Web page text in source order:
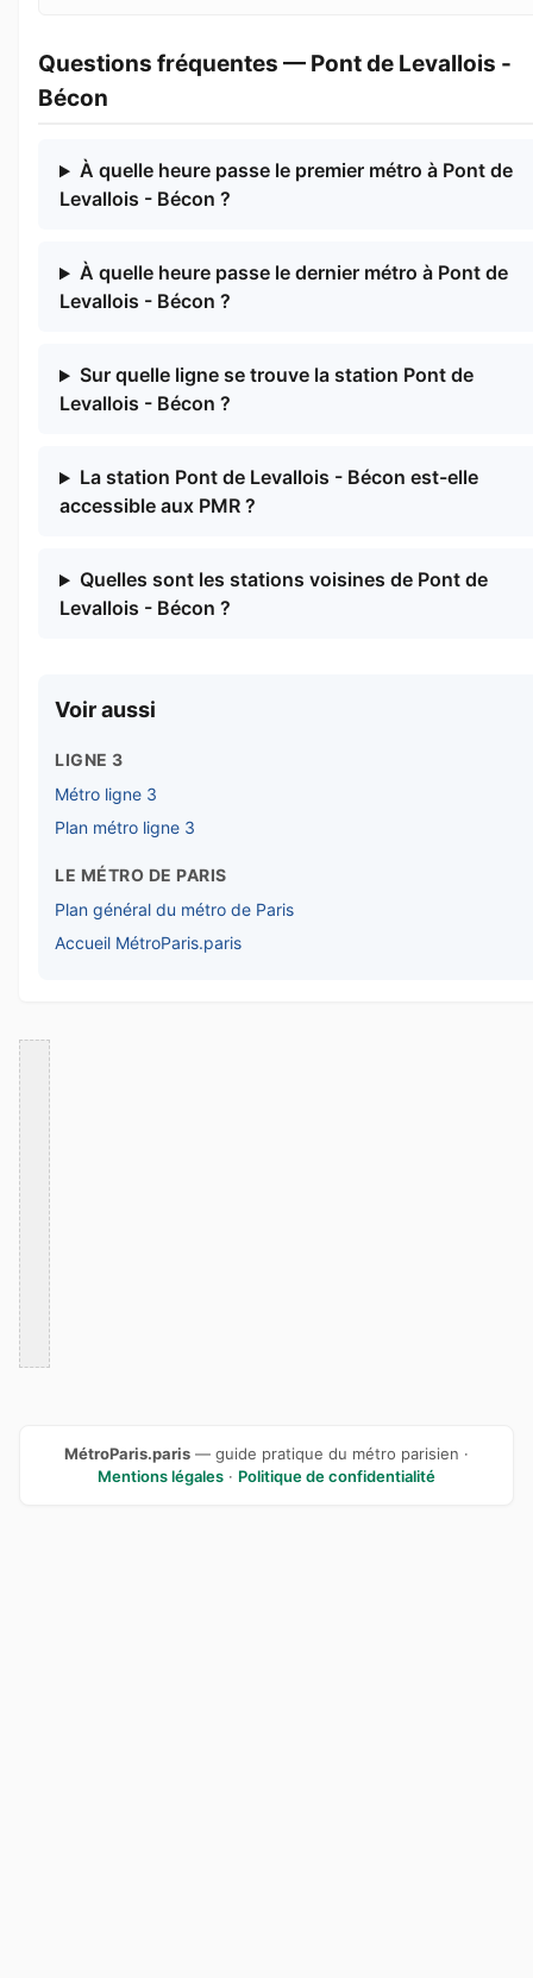
Questions fréquentes — Pont de Levallois -
Bécon
À quelle heure passe le premier métro à Pont de
Levallois - Bécon ?
À quelle heure passe le dernier métro à Pont de
Levallois - Bécon ?
Sur quelle ligne se trouve la station Pont de
Levallois - Bécon ?
La station Pont de Levallois - Bécon est-elle
accessible aux PMR ?
Quelles sont les stations voisines de Pont de
Levallois - Bécon ?
Voir aussi
LIGNE 3
Métro ligne 3
Plan métro ligne 3
LE MÉTRO DE PARIS
Plan général du métro de Paris
Accueil MétroParis.paris
MétroParis.paris — guide pratique du métro parisien ·
Mentions légales · Politique de confidentialité